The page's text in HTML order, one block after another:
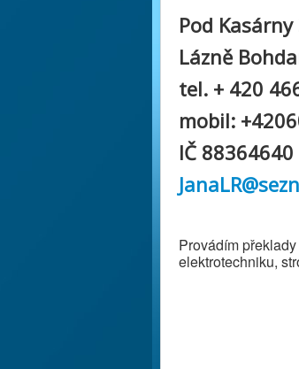
Pod Kasárny
Lázně
tel. + 420
mobil:
IČ 88364640
Provádím
elektrotechniku,